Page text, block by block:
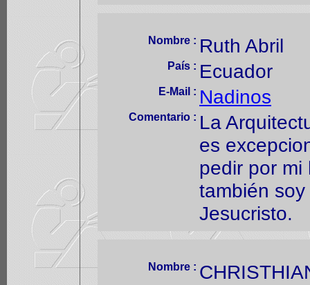
Nombre : Ruth Abril
País : Ecuador
E-Mail : Nadinos
Comentario : La
es
pedir por
también
Jesucristo.
Nombre :